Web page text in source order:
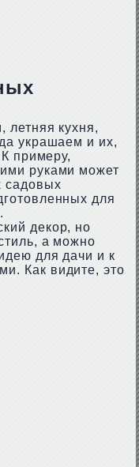
летняя кухня,
украшаем и их,
примеру,
руками может
садовых
для
декор, но
а можно
для дачи и к
Как видите, это